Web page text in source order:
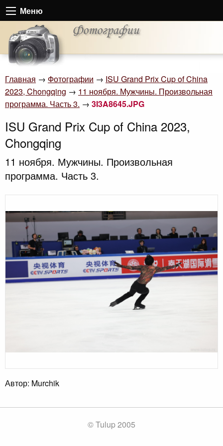
Меню
Главная → Фотографии → ISU Grand Prix Cup of China
2023, Chongqing → 11 ноября. Мужчины. Произвольная
программа. Часть 3. → 3I3A8645.JPG
ISU Grand Prix Cup of China 2023,
Chongqing
11 ноября. Мужчины. Произвольная
программа. Часть 3.
Автор: Murchik
© Tulup 2005